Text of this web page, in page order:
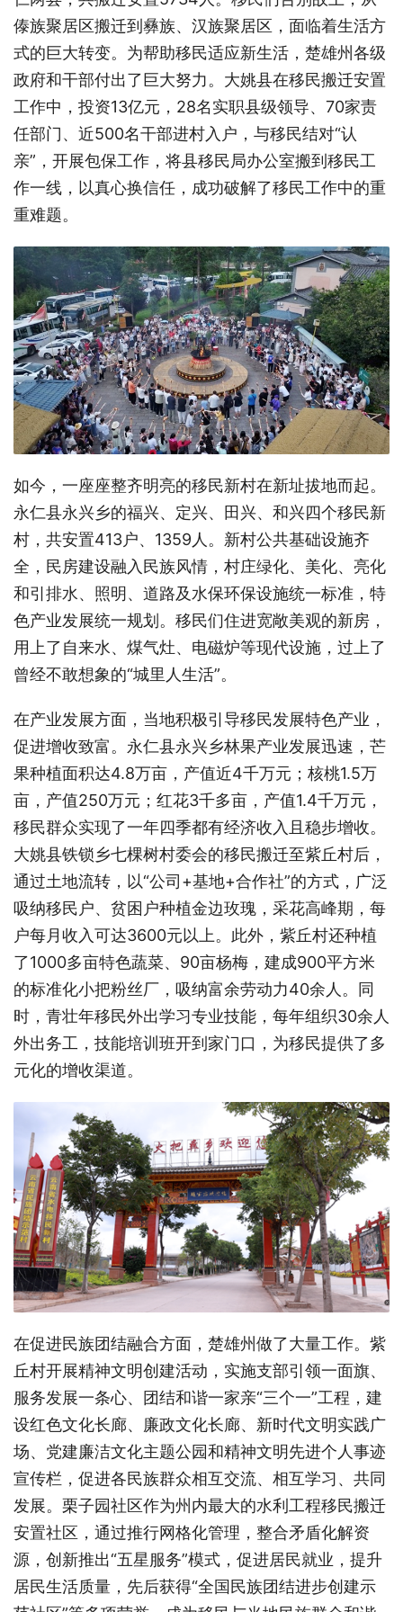
傣族聚居区搬迁到彝族、汉族聚居区，面临着生活方
式的巨大转变。为帮助移民适应新生活，楚雄州各级
政府和干部付出了巨大努力。大姚县在移民搬迁安置
工作中，投资13亿元，28名实职县级领导、70家责
任部门、近500名干部进村入户，与移民结对“认
亲”，开展包保工作，将县移民局办公室搬到移民工
作一线，以真心换信任，成功破解了移民工作中的重
重难题。
如今，一座座整齐明亮的移民新村在新址拔地而起。
永仁县永兴乡的福兴、定兴、田兴、和兴四个移民新
村，共安置413户、1359人。新村公共基础设施齐
全，民房建设融入民族风情，村庄绿化、美化、亮化
和引排水、照明、道路及水保环保设施统一标准，特
色产业发展统一规划。移民们住进宽敞美观的新房，
用上了自来水、煤气灶、电磁炉等现代设施，过上了
曾经不敢想象的“城里人生活”。
在产业发展方面，当地积极引导移民发展特色产业，
促进增收致富。永仁县永兴乡林果产业发展迅速，芒
果种植面积达4.8万亩，产值近4千万元；核桃1.5万
亩，产值250万元；红花3千多亩，产值1.4千万元，
移民群众实现了一年四季都有经济收入且稳步增收。
大姚县铁锁乡七棵树村委会的移民搬迁至紫丘村后，
通过土地流转，以“公司+基地+合作社”的方式，广泛
吸纳移民户、贫困户种植金边玫瑰，采花高峰期，每
户每月收入可达3600元以上。此外，紫丘村还种植
了1000多亩特色蔬菜、90亩杨梅，建成900平方米
的标准化小把粉丝厂，吸纳富余劳动力40余人。同
时，青壮年移民外出学习专业技能，每年组织30余人
外出务工，技能培训班开到家门口，为移民提供了多
元化的增收渠道。
在促进民族团结融合方面，楚雄州做了大量工作。紫
丘村开展精神文明创建活动，实施支部引领一面旗、
服务发展一条心、团结和谐一家亲“三个一”工程，建
设红色文化长廊、廉政文化长廊、新时代文明实践广
场、党建廉洁文化主题公园和精神文明先进个人事迹
宣传栏，促进各民族群众相互交流、相互学习、共同
发展。栗子园社区作为州内最大的水利工程移民搬迁
安置社区，通过推行网格化管理，整合矛盾化解资
源，创新推出“五星服务”模式，促进居民就业，提升
居民生活质量，先后获得“全国民族团结进步创建示